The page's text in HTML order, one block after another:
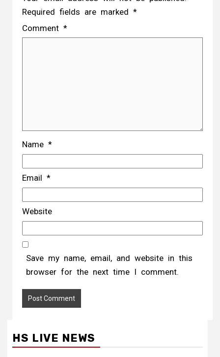
Required fields are marked *
Comment *
Name *
Email *
Website
Save my name, email, and website in this
browser for the next time I comment.
HS LIVE NEWS